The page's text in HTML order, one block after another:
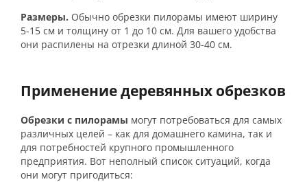
Размеры. Обычно обрезки пилорамы имеют ширину
5-15 см и толщину от 1 до 10 см. Для вашего удобства
они распилены на отрезки длиной 30-40 см.
Применение деревянных обрезков
Обрезки с пилорамы могут потребоваться для самых
различных целей – как для домашнего камина, так и
для потребностей крупного промышленного
предприятия. Вот неполный список ситуаций, когда
они могут пригодиться: